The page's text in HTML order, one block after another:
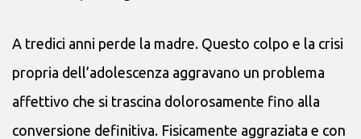
A tredici anni perde la madre. Questo colpo e la crisi
propria dell’adolescenza aggravano un problema
affettivo che si trascina dolorosamente fino alla
conversione definitiva. Fisicamente aggraziata e con